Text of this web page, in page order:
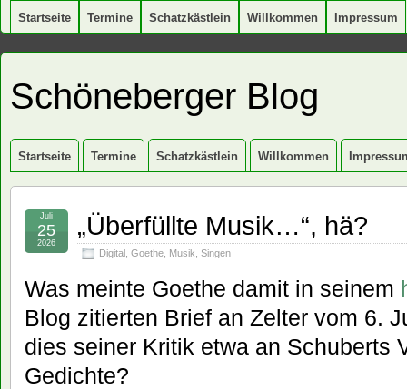
Startseite Termine Schatzkästlein Willkommen Impressum
Schöneberger Blog
Startseite Termine Schatzkästlein Willkommen
„Überfüllte Musik…“, hä?
Digital Goethe Musik Singen
Juli
25
2026
Was meinte Goethe damit in seinem
Blog zitierten Brief an Zelter vom 6.
dies seiner Kritik etwa an Schuberts
Gedichte?